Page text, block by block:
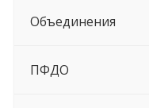
Объединения
ПФДО